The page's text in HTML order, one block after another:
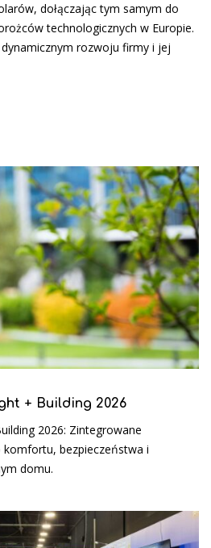
dołączając tym samym do
technologicznych w Europie.
rozwoju firmy i jej
+ Building 2026
2026: Zintegrowane
bezpieczeństwa i
domu.